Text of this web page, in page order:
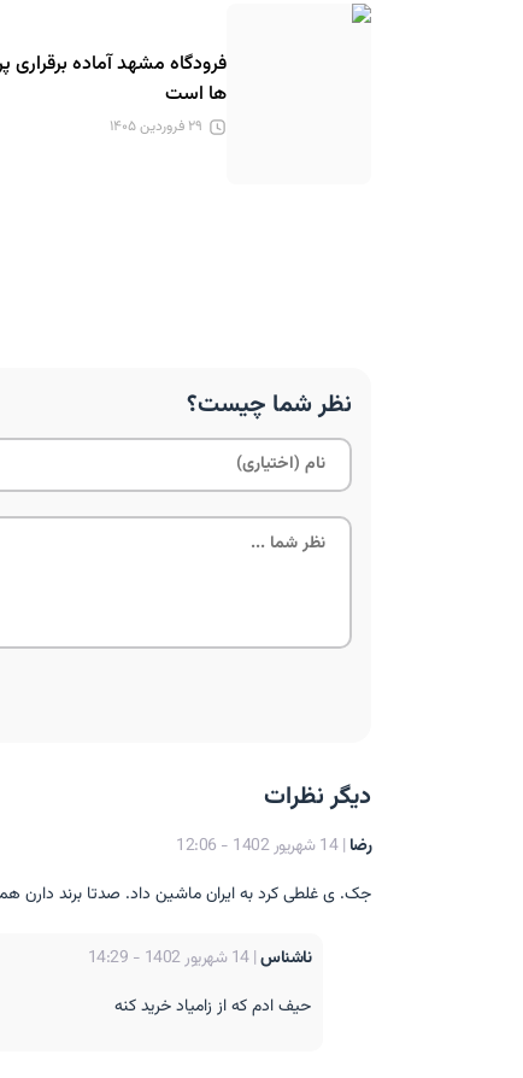
فرودگاه مشهد آماده برقراری
ها است
۲۹ فروردین ۱۴۰۵
نظر شما چیست؟
دیگر نظرات
رضا | 14 شهریور 1402 - 12:06
جک. ی غلطی کرد به ایران ماشین داد. صدتا برند دارن
ناشناس| 14 شهریور 1402 - 14:29
حیف ادم که از زامیاد خرید کنه